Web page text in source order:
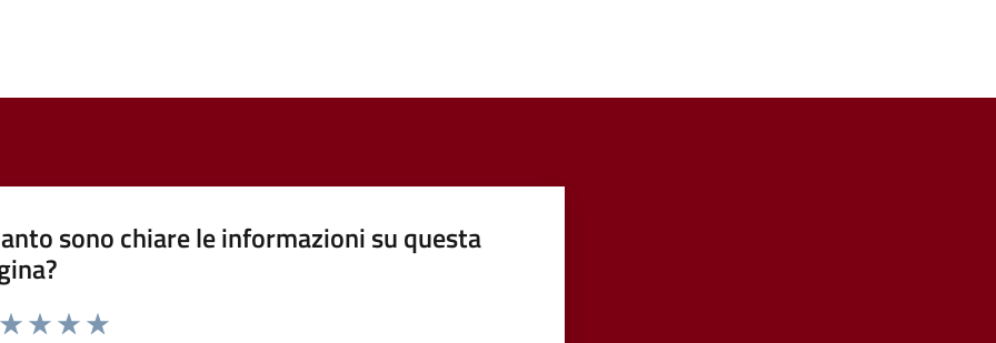
sono chiare le informazioni su questa
da 1 a 5 stelle la pagina